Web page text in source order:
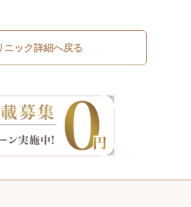
ニック詳細へ戻る